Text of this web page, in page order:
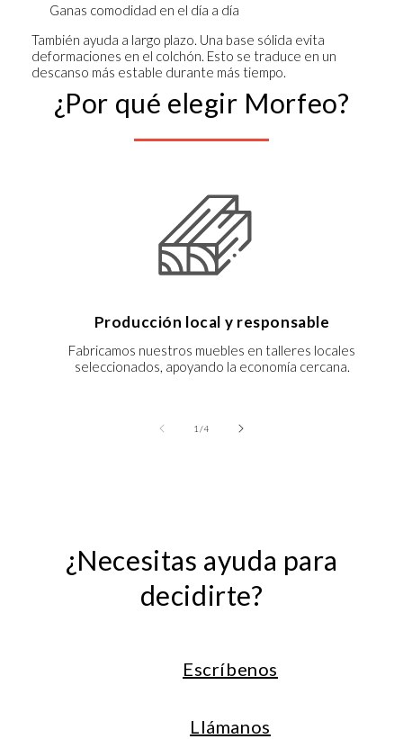
Ganas comodidad en el día a día
También ayuda a largo plazo. Una base sólida evita
deformaciones en el colchón. Esto se traduce en un
descanso más estable durante más tiempo.
¿Por qué elegir Morfeo?
Producción local y responsable
Fabricamos nuestros muebles en talleres locales
seleccionados, apoyando la economía cercana.
1 /de
4
¿Necesitas ayuda para
decidirte?
Escríbenos
Llámanos